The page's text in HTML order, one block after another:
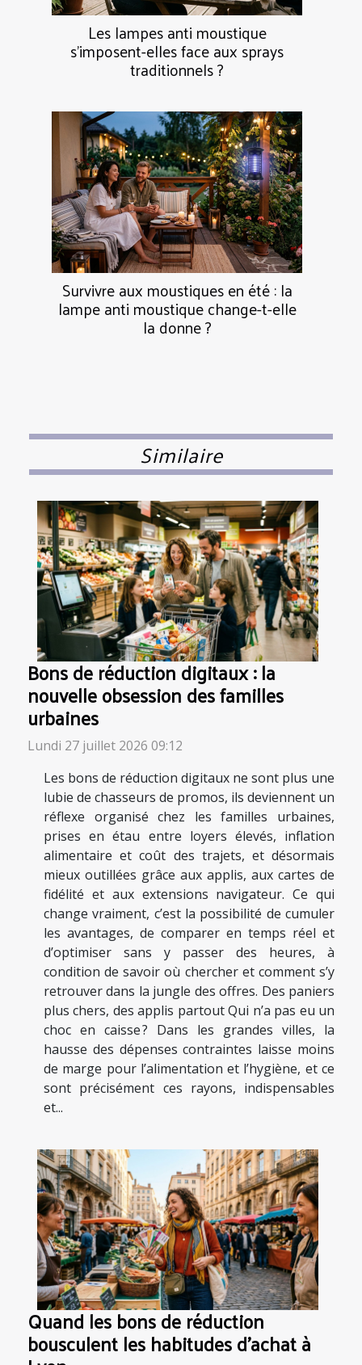
Les lampes anti moustique
s’imposent-elles face aux sprays
traditionnels ?
Survivre aux moustiques en été : la
lampe anti moustique change-t-elle
la donne ?
Similaire
Bons de réduction digitaux : la
nouvelle obsession des familles
urbaines
Lundi 27 juillet 2026 09:12
Les bons de réduction digitaux ne sont plus une
lubie de chasseurs de promos, ils deviennent un
réflexe organisé chez les familles urbaines,
prises en étau entre loyers élevés, inflation
alimentaire et coût des trajets, et désormais
mieux outillées grâce aux applis, aux cartes de
fidélité et aux extensions navigateur. Ce qui
change vraiment, c’est la possibilité de cumuler
les avantages, de comparer en temps réel et
d’optimiser sans y passer des heures, à
condition de savoir où chercher et comment s’y
retrouver dans la jungle des offres. Des paniers
plus chers, des applis partout Qui n’a pas eu un
choc en caisse ? Dans les grandes villes, la
hausse des dépenses contraintes laisse moins
de marge pour l’alimentation et l’hygiène, et ce
sont précisément ces rayons, indispensables
et...
Quand les bons de réduction
bousculent les habitudes d’achat à